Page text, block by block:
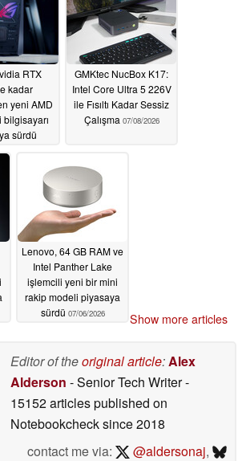
RTX
kadar
yeni AMD
sürdü
2026
GMKtec NucBox K17:
Intel Core Ultra 5 226V
ile Fısıltı Kadar Sessiz
Çalışma 07/08/2026
Lenovo, 64 GB RAM ve
Intel Panther Lake
işlemcili yeni bir mini
rakip modeli piyasaya
sürdü 07/06/2026 Show more articles
Editor of theoriginal article:Alex
Alderson - Senior Tech Writer-
15152 articles published on
Notebookchecksince 2018
contact me via:
@aldersonaj,